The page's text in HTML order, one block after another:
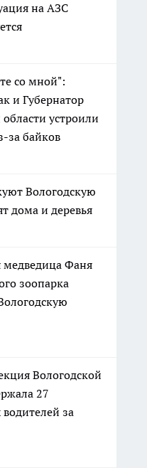
на АЗС
со мной":
и Губернатор
устроили
за байков
Вологодскую
дома и деревья
медведица Фаня
зоопарка
Вологодской
27
за